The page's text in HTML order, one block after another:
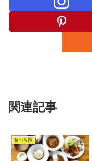
関連記事
食べ放題